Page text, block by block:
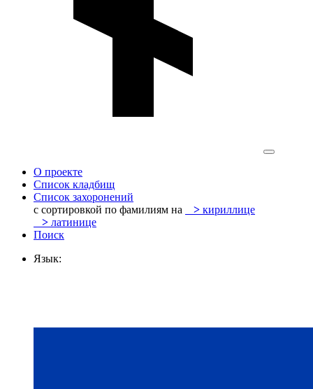
О проекте
Список кладбищ
Список захоронений
с сортировкой по фамилиям на
> кириллице
> латинице
Поиск
Язык: